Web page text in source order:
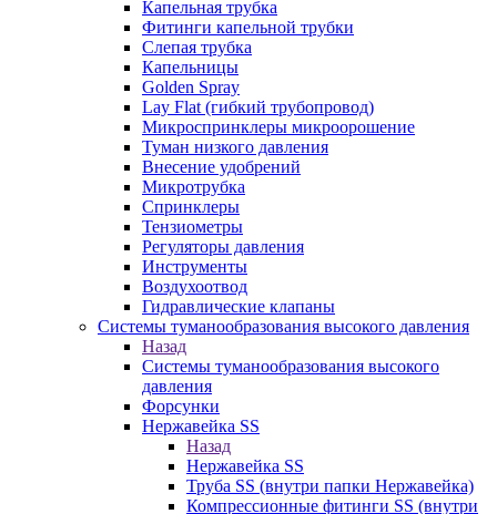
Капельная трубка
Фитинги капельной трубки
Слепая трубка
Капельницы
Golden Spray
Lay Flat (гибкий трубопровод)
Микроспринклеры микроорошение
Туман низкого давления
Внесение удобрений
Микротрубка
Спринклеры
Тензиометры
Регуляторы давления
Инструменты
Воздухоотвод
Гидравлические клапаны
Системы туманообразования высокого давления
Назад
Системы туманообразования высокого
давления
Форсунки
Нержавейка SS
Назад
Нержавейка SS
Труба SS (внутри папки Нержавейка)
Компрессионные фитинги SS (внутри